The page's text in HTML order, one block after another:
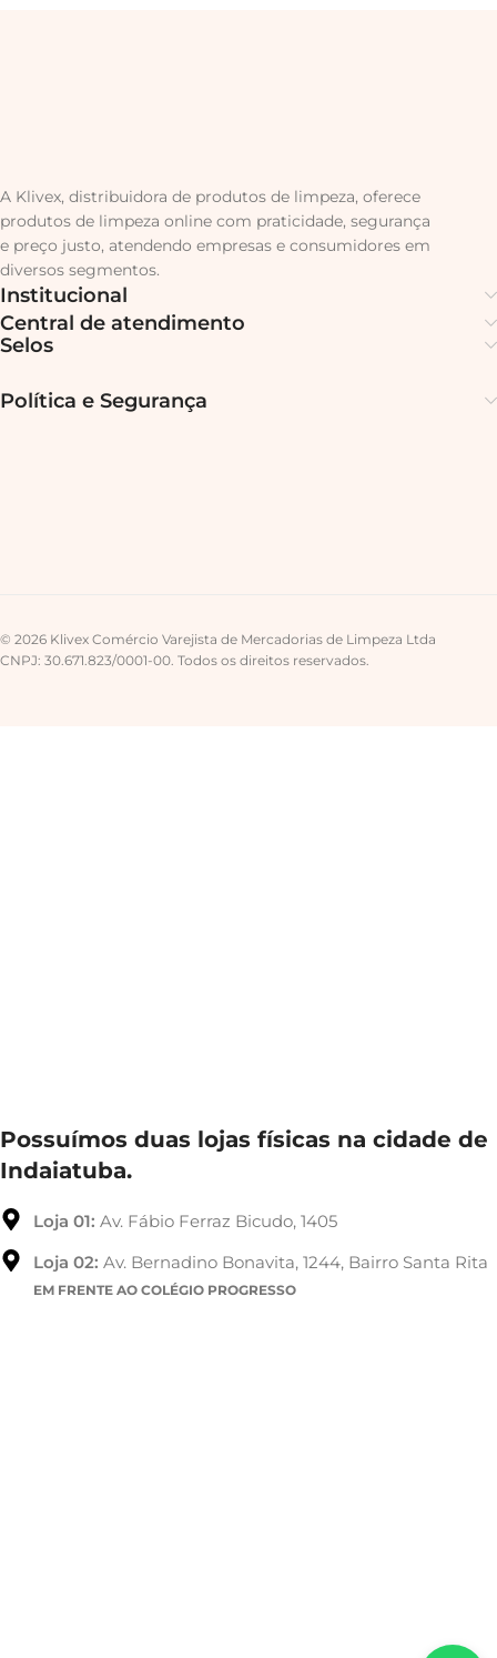
A Klivex, distribuidora de produtos de limpeza, oferece
produtos de limpeza online com praticidade, segurança
e preço justo, atendendo empresas e consumidores em
diversos segmentos.
Institucional
Central de atendimento
Selos
Política e Segurança
© 2026 Klivex Comércio Varejista de Mercadorias de Limpeza Ltda
CNPJ: 30.671.823/0001-00. Todos os direitos reservados.
Possuímos duas lojas físicas na cidade de
Indaiatuba.
Loja 01: Av. Fábio Ferraz Bicudo, 1405
Loja 02: Av. Bernadino Bonavita, 1244, Bairro Santa Rita
EM FRENTE AO COLÉGIO PROGRESSO